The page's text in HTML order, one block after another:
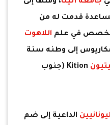
قدمت له من
في علم اللاهوت
سنة 1946. عاد مكاريوس إلى وطنه سنة
Kition (جنوب
الداعية إلى ضم